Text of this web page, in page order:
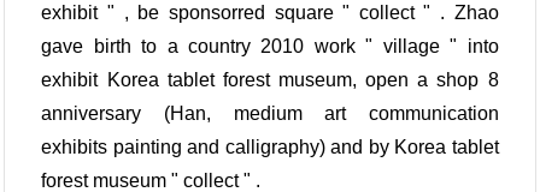
exhibit " , be sponsorred square " collect " . Zhao
gave birth to a country 2010 work " village " into
exhibit Korea tablet forest museum, open a shop 8
anniversary (Han, medium art communication
exhibits painting and calligraphy) and by Korea tablet
forest museum " collect " .